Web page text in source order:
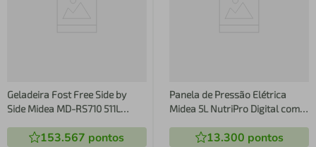
Geladeira Fost Free Side by
Side Midea MD-RS710 511L
153.567 pontos
Panela de Pressão Elétrica
Midea 5L NutriPro Digital com
13.300 pontos